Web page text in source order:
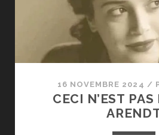
16 NOVEMBRE 2024 /
CECI N’EST